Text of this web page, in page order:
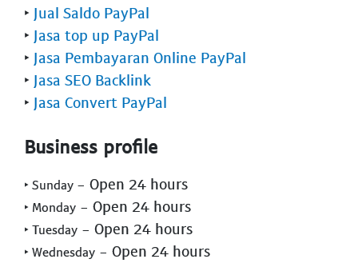
‣ Jual Saldo PayPal
‣ Jasa top up PayPal
‣ Jasa Pembayaran Online PayPal
‣ Jasa SEO Backlink
‣ Jasa Convert PayPal
Business profile
‣ Sunday - Open 24 hours
‣ Monday - Open 24 hours
‣ Tuesday - Open 24 hours
‣ Wednesday - Open 24 hours